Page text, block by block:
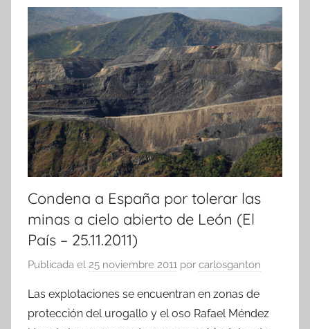
Condena a España por tolerar las
minas a cielo abierto de León (El
País – 25.11.2011)
Publicada el 25 noviembre 2011 por carlosganton
Las explotaciones se encuentran en zonas de
protección del urogallo y el oso Rafael Méndez